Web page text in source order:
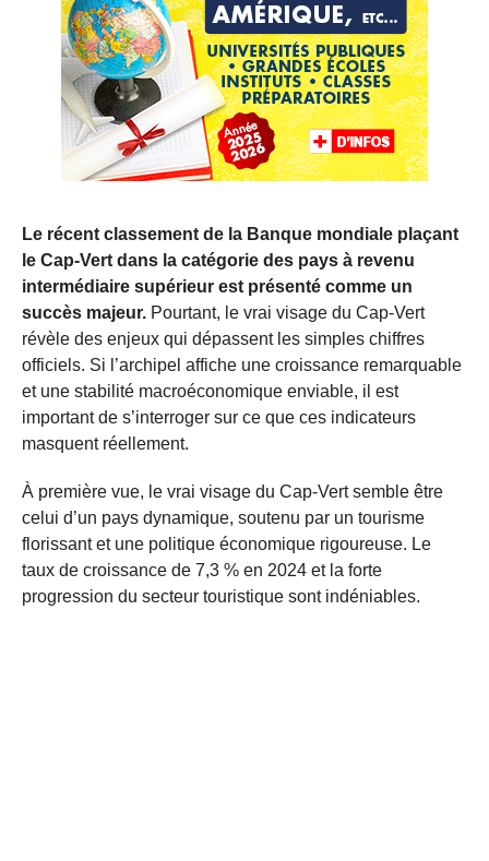
Le récent classement de la Banque mondiale plaçant
le Cap-Vert dans la catégorie des pays à revenu
intermédiaire supérieur est présenté comme un
succès majeur. Pourtant, le vrai visage du Cap-Vert
révèle des enjeux qui dépassent les simples chiffres
officiels. Si l’archipel affiche une croissance remarquable
et une stabilité macroéconomique enviable, il est
important de s’interroger sur ce que ces indicateurs
masquent réellement.
À première vue, le vrai visage du Cap-Vert semble être
celui d’un pays dynamique, soutenu par un tourisme
florissant et une politique économique rigoureuse. Le
taux de croissance de 7,3 % en 2024 et la forte
progression du secteur touristique sont indéniables.